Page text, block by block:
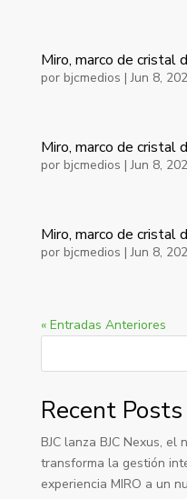
Miro, marco de cristal
por bjcmedios |Jun 8,
Miro, marco de cristal
por bjcmedios |Jun 8,
Miro, marco de cristal
por bjcmedios |Jun 8,
« Entradas Anteriores
Recent Posts
BJC lanza BJC Nexus,
transforma la gestión
experiencia MIRO a un